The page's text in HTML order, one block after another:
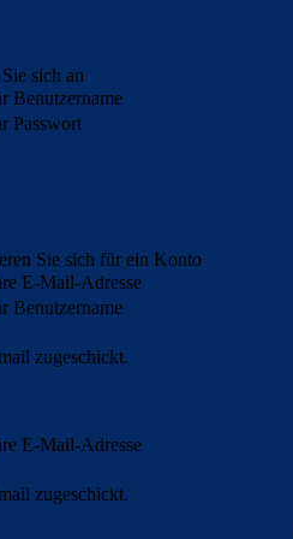
sich an
Benutzername
Passwort
Sie sich für ein Konto
E-Mail-Adresse
Benutzername
zugeschickt.
E-Mail-Adresse
zugeschickt.